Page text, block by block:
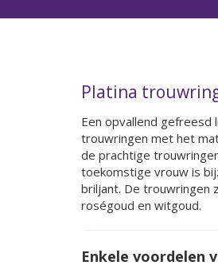
Platina
Een opvallend gefreesd
trouwringen met het
de prachtige
toekomstige vrouw is
briljant. De trouwringen
roségoud en witgoud.
Enkele voordelen